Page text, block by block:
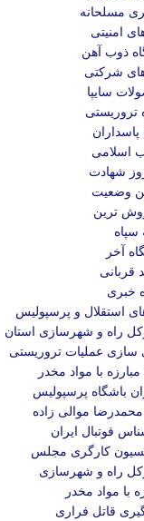
مسلحانه
امنیتی
ذوب آهن
شرکتی
سایپا
تروریستی
پاسداران
اسلامی
شهادت
وضعیت
ترین
سپاه
آخر
قربانی
خبری
استقلال و پرسپولیس
راه و شهرسازی استان
سازی عملیات تروریستی
مبارزه با مواد مخدر
باشگاه پرسپولیس
موالی زاده
فوتبال ایران
کارگری مجلس
راه و شهرسازی
با مواد مخدر
قاتل فراری